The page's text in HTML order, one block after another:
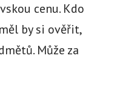
cenu. Kdo
by si ověřit,
Může za